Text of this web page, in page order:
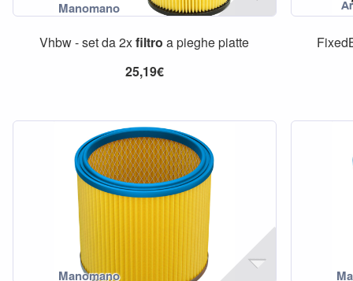
Vhbw - set da 2xfiltro a pieghe piatte
25,19€